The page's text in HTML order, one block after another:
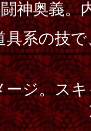
神奥義。
系の技
ジ。ス